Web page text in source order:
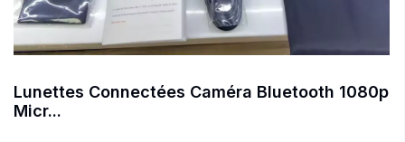
Lunettes Connectées Caméra Bluetooth 1080p
Micr...